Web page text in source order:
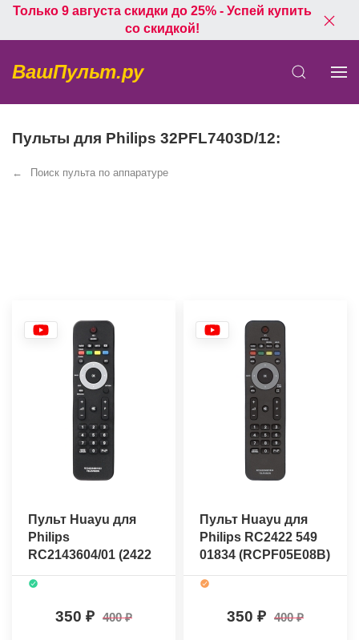
Только 9 августа скидки до 25% - Успей купить
со скидкой!
ВашПульт.ру
Пульты для Philips 32PFL7403D/12:
Поиск пульта по аппаратуре
Пульт Huayu для
Philips
RC2143604/01 (2422
549 01833)
350 400
Пульт Huayu для
Philips RC2422 549
01834 (RCPF05E08B)
350 400